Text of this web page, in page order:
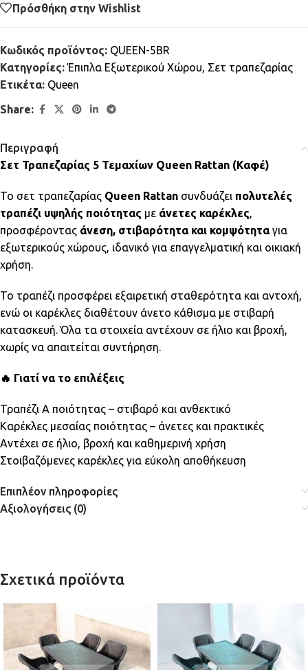
Πρόσθήκη στην Wishlist
Κωδικός προϊόντος: QUEEN-5BR
Κατηγορίες: Έπιπλα Εξωτερικού Χώρου, Σετ τραπεζαρίας
Ετικέτα: Queen
Share:
Περιγραφή
Σετ Τραπεζαρίας 5 Τεμαχίων Queen Rattan (Καφέ)
Το σετ τραπεζαρίας Queen Rattan συνδυάζει πολυτελές
τραπέζι υψηλής ποιότητας με άνετες καρέκλες,
προσφέροντας άνεση, στιβαρότητα και κομψότηταγια
εξωτερικούς χώρους, ιδανικό για επαγγελματική και οικιακή
χρήση.
Το τραπέζι προσφέρει εξαιρετική σταθερότητα και αντοχή,
ενώ οι καρέκλες διαθέτουν άνετο κάθισμα με στιβαρή
κατασκευή. Όλα τα στοιχεία αντέχουν σε ήλιο και βροχή,
χωρίς να απαιτείται συντήρηση.
🔥 Γιατί να το επιλέξεις
Τραπέζι Α ποιότητας – στιβαρό και ανθεκτικό
Καρέκλες μεσαίας ποιότητας – άνετες και πρακτικές
Αντέχει σε ήλιο, βροχή και καθημερινή χρήση
Στοιβαζόμενες καρέκλες για εύκολη αποθήκευση
Επιπλέον πληροφορίες
Αξιολογήσεις (0)
Σχετικά προϊόντα